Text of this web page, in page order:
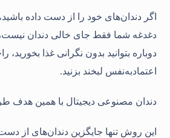
اگر دندان‌های خود را از دست داده
دغدغه شما فقط جای خالی دندان
دوباره بتوانید بدون نگرانی غذا بخورید،
اعتمادبه‌نفس لبخند بزنید.
دندان مصنوعی دیجیتال با همین هدف
این روش تنها جایگزین دندان‌های از